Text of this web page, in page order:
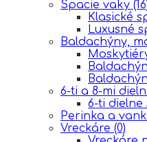
Spacie vaky
Klasické
Luxusné
Baldachýny,
6-ti a 8-mi
6-ti dielne
Perinka a
Vreckáre (0)